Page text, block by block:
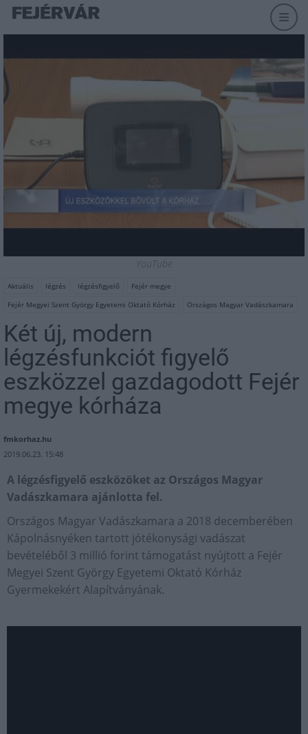
YouTube
Aktuális légzés légzésfigyelő
Fejér megye
Fejér Megyei Szent György Egyetemi Oktató Kórház
Országos Magyar Vadászkamara
Két új, modern
légzésfunkciót figyelő
eszközzel gazdagodott Fejér
megye kórháza
fmkorhaz.hu
2019.06.23. 15:48
A légzésfigyelő eszközöket az Országos Magyar
Vadászkamara ajánlotta fel.
Országos Magyar Vadászkamara a 2018 decemberében
Kápolnásnyéken tartott jótékonysági vadászat
bevételéből 3 millió forint támogatást nyújtott a Fejér
Megyei Szent György Egyetemi Oktató Kórház
Gyermekekért Alapítványának.